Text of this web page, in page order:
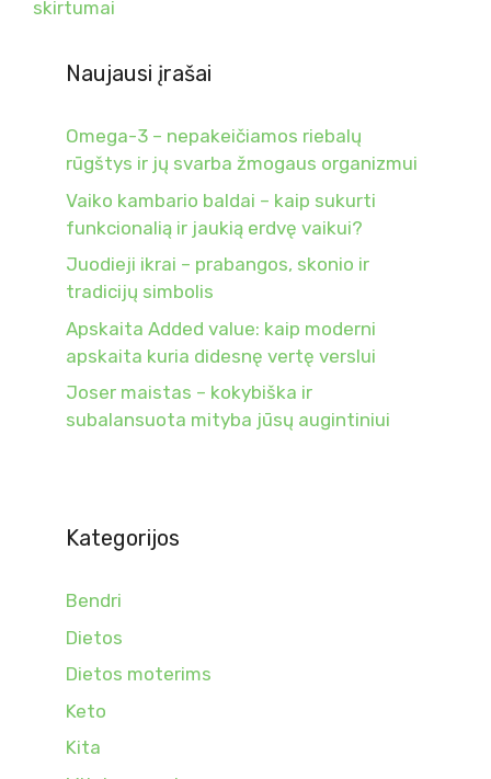
skirtumai
Naujausi įrašai
Omega-3 – nepakeičiamos riebalų
rūgštys ir jų svarba žmogaus organizmui
Vaiko kambario baldai – kaip sukurti
funkcionalią ir jaukią erdvę vaikui?
Juodieji ikrai – prabangos, skonio ir
tradicijų simbolis
Apskaita Added value: kaip moderni
apskaita kuria didesnę vertę verslui
Joser maistas – kokybiška ir
subalansuota mityba jūsų augintiniui
Kategorijos
Bendri
Dietos
Dietos moterims
Keto
Kita